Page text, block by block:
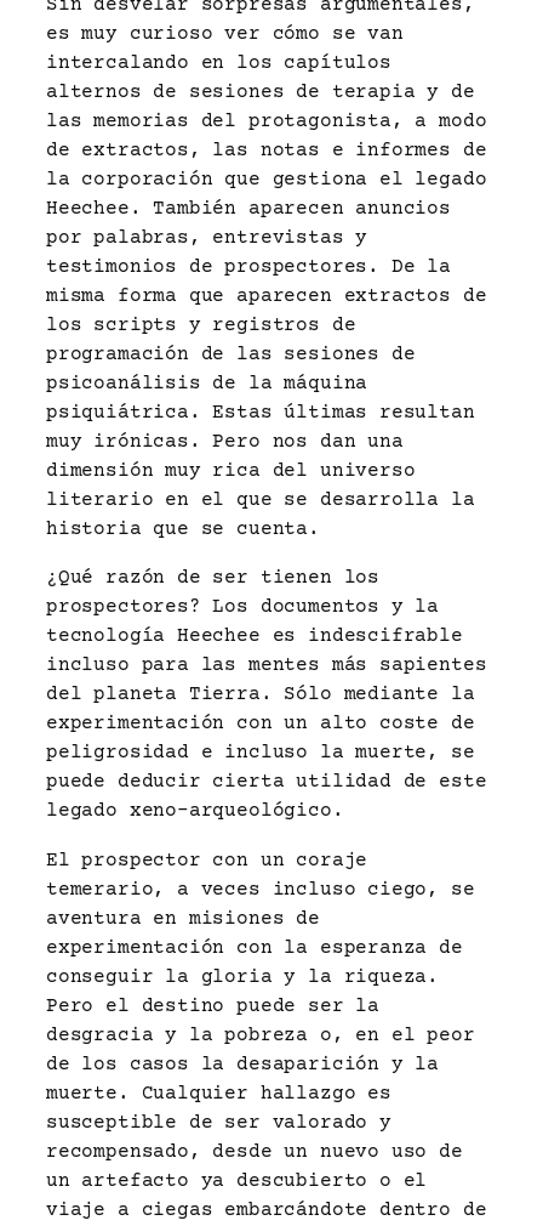
Sin desvelar sorpresas argumentales,
es muy curioso ver cómo se van
intercalando en los capítulos
alternos de sesiones de terapia y de
las memorias del protagonista, a modo
de extractos, las notas e informes de
la corporación que gestiona el legado
Heechee. También aparecen anuncios
por palabras, entrevistas y
testimonios de prospectores. De la
misma forma que aparecen extractos de
los scripts y registros de
programación de las sesiones de
psicoanálisis de la máquina
psiquiátrica. Estas últimas resultan
muy irónicas. Pero nos dan una
dimensión muy rica del universo
literario en el que se desarrolla la
historia que se cuenta.
¿Qué razón de ser tienen los
prospectores? Los documentos y la
tecnología Heechee es indescifrable
incluso para las mentes más sapientes
del planeta Tierra. Sólo mediante la
experimentación con un alto coste de
peligrosidad e incluso la muerte, se
puede deducir cierta utilidad de este
legado xeno-arqueológico.
El prospector con un coraje
temerario, a veces incluso ciego, se
aventura en misiones de
experimentación con la esperanza de
conseguir la gloria y la riqueza.
Pero el destino puede ser la
desgracia y la pobreza o, en el peor
de los casos la desaparición y la
muerte. Cualquier hallazgo es
susceptible de ser valorado y
recompensado, desde un nuevo uso de
un artefacto ya descubierto o el
viaje a ciegas embarcándote dentro de